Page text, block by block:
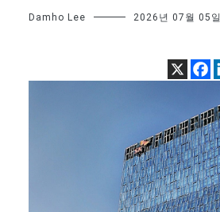
Damho Lee 2026년 07월 05일